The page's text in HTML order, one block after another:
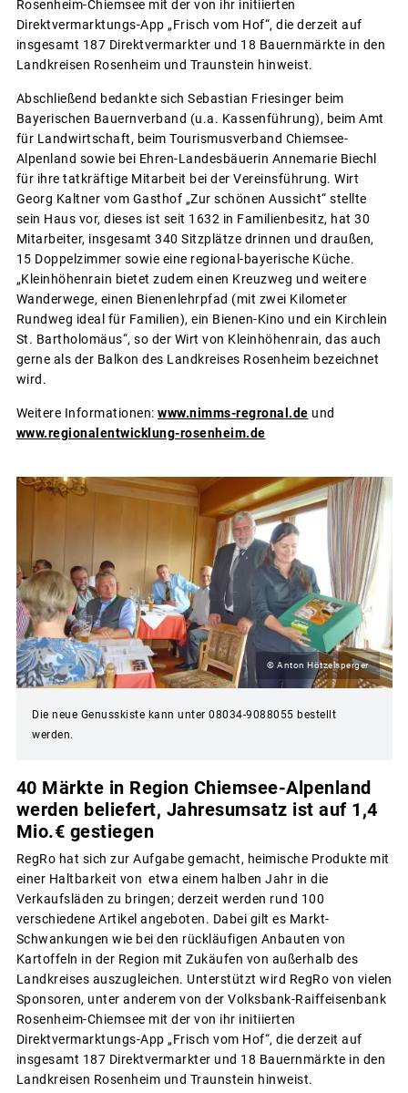
Rosenheim-Chiemsee mit der von ihr initiierten
Direktvermarktungs-App „Frisch vom Hof“, die derzeit auf
insgesamt 187 Direktvermarkter und 18 Bauernmärkte in den
Landkreisen Rosenheim und Traunstein hinweist.
Abschließend bedankte sich Sebastian Friesinger beim
Bayerischen Bauernverband (u.a. Kassenführung), beim Amt
für Landwirtschaft, beim Tourismusverband Chiemsee-
Alpenland sowie bei Ehren-Landesbäuerin Annemarie Biechl
für ihre tatkräftige Mitarbeit bei der Vereinsführung. Wirt
Georg Kaltner vom Gasthof „Zur schönen Aussicht“ stellte
sein Haus vor, dieses ist seit 1632 in Familienbesitz, hat 30
Mitarbeiter, insgesamt 340 Sitzplätze drinnen und draußen,
15 Doppelzimmer sowie eine regional-bayerische Küche.
„Kleinhöhenrain bietet zudem einen Kreuzweg und weitere
Wanderwege, einen Bienenlehrpfad (mit zwei Kilometer
Rundweg ideal für Familien), ein Bienen-Kino und ein Kirchlein
St. Bartholomäus“, so der Wirt von Kleinhöhenrain, das auch
gerne als der Balkon des Landkreises Rosenheim bezeichnet
wird.
Weitere Informationen: www.nimms-regronal.de und
www.regionalentwicklung-rosenheim.de
© Anton Hötzelsperger
Die neue Genusskiste kann unter 08034-9088055 bestellt
werden.
40 Märkte in Region Chiemsee-Alpenland
werden beliefert, Jahresumsatz ist auf 1,4
Mio.€ gestiegen
RegRo hat sich zur Aufgabe gemacht, heimische Produkte mit
einer Haltbarkeit von etwa einem halben Jahr in die
Verkaufsläden zu bringen; derzeit werden rund 100
verschiedene Artikel angeboten. Dabei gilt es Markt-
Schwankungen wie bei den rückläufigen Anbauten von
Kartoffeln in der Region mit Zukäufen von außerhalb des
Landkreises auszugleichen. Unterstützt wird RegRo von vielen
Sponsoren, unter anderem von der Volksbank-Raiffeisenbank
Rosenheim-Chiemsee mit der von ihr initiierten
Direktvermarktungs-App „Frisch vom Hof“, die derzeit auf
insgesamt 187 Direktvermarkter und 18 Bauernmärkte in den
Landkreisen Rosenheim und Traunstein hinweist.